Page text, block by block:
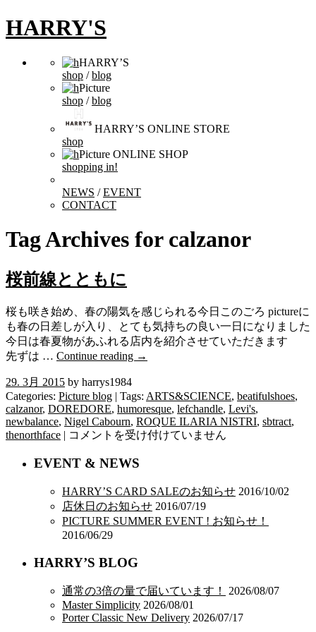
HARRY'S
HARRY’S
shop /blog
Picture
shop /blog
HARRY’S ONLINE STORE
shop
Picture ONLINE SHOP
shopping in!
NEWS /EVENT
CONTACT
Tag Archives for calzanor
桜前線とともに
桜も咲き始め、春の陽気を感じられる今日このごろ pictureに
も春の日差しが入り、とても気持ちの良い一日になりました
今日は春夏物があふれる店内を紹介させていただきます
先ずは … Continue reading →
29. 3月 2015 by harrys1984
Categories: Picture blog | Tags: ARTS&SCIENCE, beatifulshoes,
calzanor, DOREDORE, humoresque, lefchandle, Levi's,
newbalance, Nigel Cabourn, ROQUE ILARIA NISTRI, sbtract,
thenorthface | 桜
線
と
も
に
は
コメントを受け付けていません
EVENT & NEWS
HARRY’S CARD SALEのお知らせ 2016/10/02
店休日のお知らせ 2016/07/19
PICTURE SUMMER EVENT ! お知らせ！
2016/06/29
HARRY’S BLOG
通常の3倍の量で届いています！
2026/08/07
Master Simplicity 2026/08/01
Porter Classic New Delivery 2026/07/17